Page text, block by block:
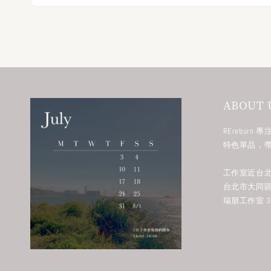
ABOUT
REreburn 專
特色單品，
工作室近台
台北市大同
瑞朋工作室